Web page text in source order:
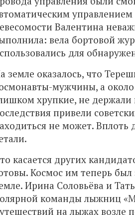
управлением
Валентина
вела бортовой
для
земле оказалось, что
мужчины, а около
хрупкие, не держали
привели
не может. Вплоть
касается других
Космос им теперь
Ирина Соловьёва и
команды лыжниц
на лыжах возле